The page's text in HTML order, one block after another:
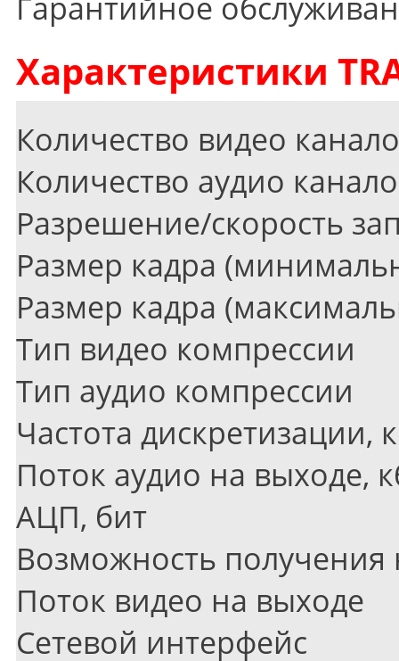
Характеристики
Количество видео
Количество аудио
Разрешение/скорость
Размер кадра (
Размер кадра (
Тип видео компрессии
Тип аудио компрессии
Частота дискретизации,
Поток аудио на выходе,
АЦП, бит
Возможность получения
Поток видео на выходе
Сетевой интерфейс